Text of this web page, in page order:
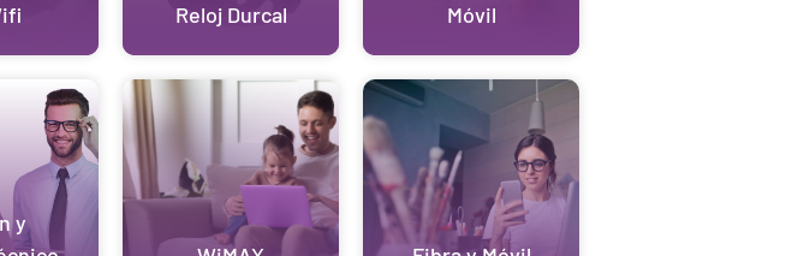
Reloj Durcal Móvil
y